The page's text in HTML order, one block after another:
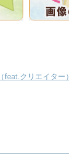
feat.クリエイター）